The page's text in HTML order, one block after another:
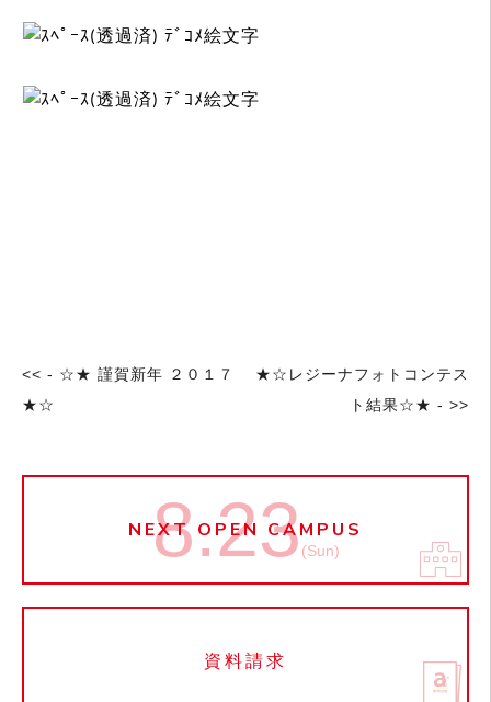
<< - ☆★ 謹賀新年 ２０１７
★☆
★☆レジーナフォトコンテス
ト結果☆★ - >>
NEXT OPEN CAMPUS
8.23(Sun)
資料請求